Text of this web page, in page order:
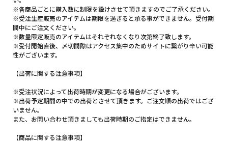
※各商品ごとに購入数に制限を設けさせて頂きますのでご了承ください。
※受注生産販売のアイテムは期限を過ぎると承る事ができません。受付期
間中にご注文ください。
※数量限定販売のアイテムはそれぞれなくなり次第終了致します。
※受付開始直後、〆切間際はアクセス集中のためサイトに繋がり辛い可能
性がございます。
【出荷に関する注意事項】
※受注状況によって出荷時期が変更になる場合がございます。
※出荷予定期間の中での出荷とさせて頂きます。ご注文順の出荷ではござ
いません。
また、お問い合わせ頂きましても出荷時期のご指定はできません。
【商品に関する注意事項】